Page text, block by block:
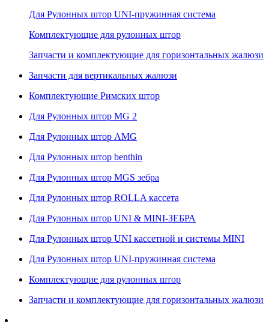
Для Рулонных штор UNI-пружинная система
Комплектующие для рулонных штор
Запчасти и комплектующие для горизонтальных жалюзи
Запчасти для вертикальных жалюзи
Комплектующие Римских штор
Для Рулонных штор MG 2
Для Рулонных штор AMG
Для Рулонных штор benthin
Для Рулонных штор MGS зебра
Для Рулонных штор ROLLA кассета
Для Рулонных штор UNI & MINI-ЗЕБРА
Для Рулонных штор UNI кассетной и системы MINI
Для Рулонных штор UNI-пружинная система
Комплектующие для рулонных штор
Запчасти и комплектующие для горизонтальных жалюзи